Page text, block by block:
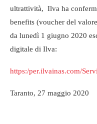
ultrattività, Ilva ha
benefits (voucher del
da lunedì 1 giugno 2020
digitale di Ilva:
https:/per.ilvainas.com/
Taranto, 27 maggio 2020